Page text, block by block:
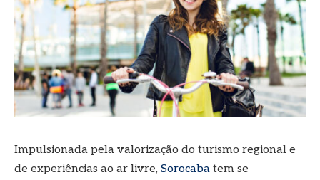
Impulsionada pela valorização do turismo regional e
de experiências ao ar livre, Sorocaba tem se